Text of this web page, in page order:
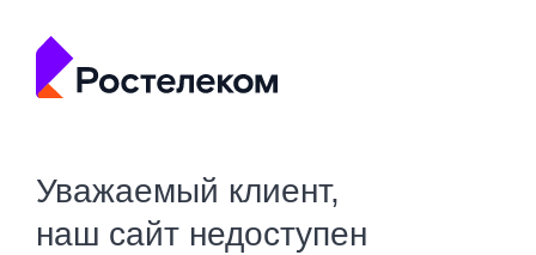
Уважаемый клиент,
наш сайт недоступен